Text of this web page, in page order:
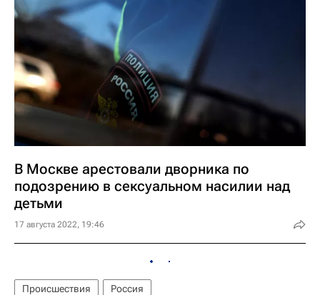
В Москве арестовали дворника по
подозрению в сексуальном насилии над
детьми
17 августа 2022, 19:46
Происшествия
Россия